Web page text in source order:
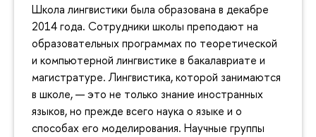
Школа лингвистики была образована в декабре
2014 года. Сотрудники школы преподают на
образовательных программах по теоретической
и компьютерной лингвистике в бакалавриате и
магистратуре. Лингвистика, которой занимаются
в школе, — это не только знание иностранных
языков, но прежде всего наука о языке и о
способах его моделирования. Научные группы